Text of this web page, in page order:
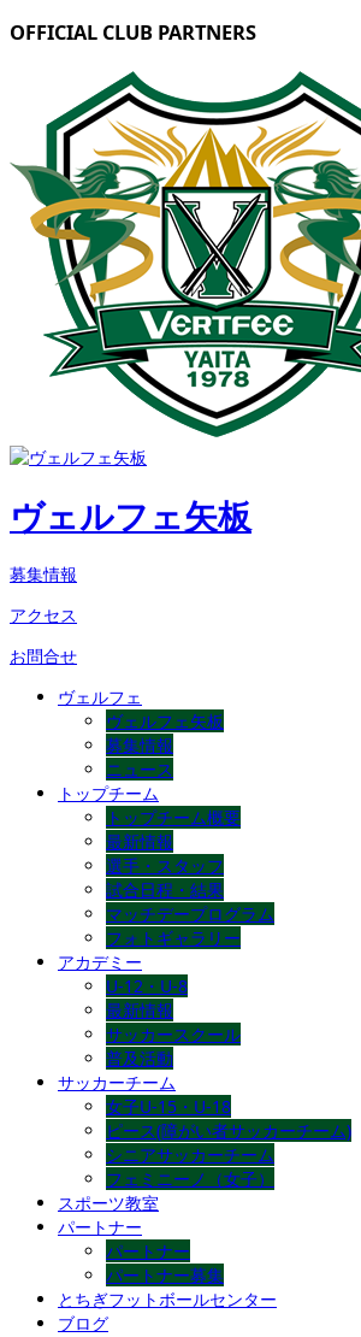
OFFICIAL CLUB PARTNERS
ヴェルフェ矢板
募集情報
アクセス
お問合せ
ヴェルフェ
ヴェルフェ矢板
募集情報
ニュース
トップチーム
トップチーム概要
最新情報
選手・スタッフ
試合日程・結果
マッチデープログラム
フォトギャラリー
アカデミー
U-12・U-8
最新情報
サッカースクール
普及活動
サッカーチーム
女子U-15・U-18
ピース(障がい者サッカーチーム)
シニアサッカーチーム
フェミニーノ（女子）
スポーツ教室
パートナー
パートナー
パートナー募集
とちぎフットボールセンター
ブログ